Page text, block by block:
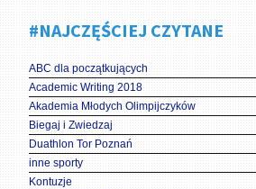
#NAJCZĘŚCIEJ CZYTANE
ABC dla początkujących
Academic Writing 2018
Akademia Młodych Olimpijczyków
Biegaj i Zwiedzaj
Duathlon Tor Poznań
inne sporty
Kontuzje